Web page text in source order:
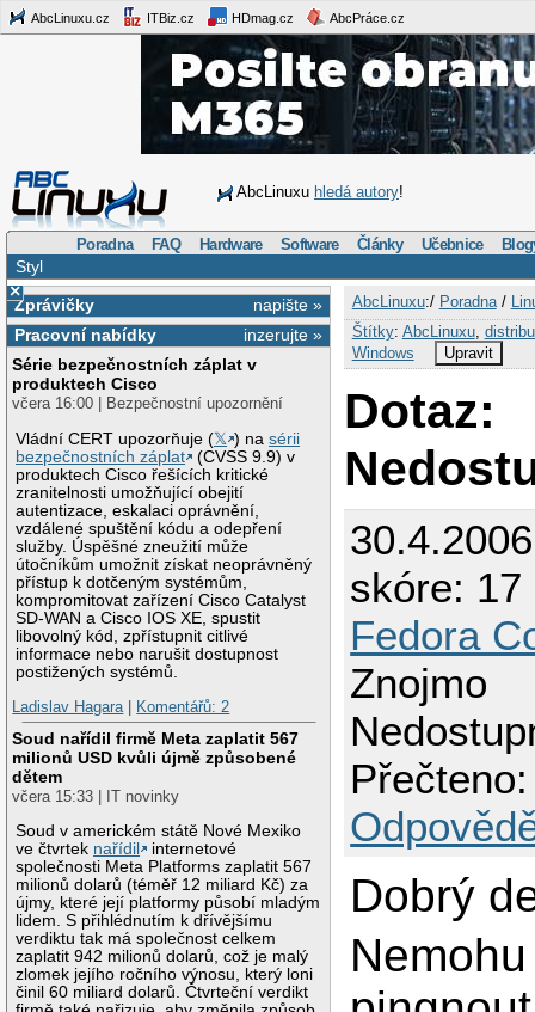
AbcLinuxu.cz ITBiz.cz HDmag.cz AbcPráce.cz
AbcLinuxu hledá autory!
Poradna FAQ Hardware Software Články Učebnice
Styl
×
napište »
Zprávičky
inzerujte »
Pracovní nabídky
Série bezpečnostních záplat v
produktech Cisco
včera 16:00 | Bezpečnostní upozornění
Vládní CERT upozorňuje (𝕏 ) nasérii
bezpečnostních záplat
(CVSS 9.9) v
produktech Cisco řešících kritické
zranitelnosti umožňující obejití
autentizace, eskalaci oprávnění,
vzdálené spuštění kódu a odepření
služby. Úspěšné zneužití může
útočníkům umožnit získat neoprávněný
přístup k dotčeným systémům,
kompromitovat zařízení Cisco Catalyst
SD-WAN a Cisco IOS XE, spustit
libovolný kód, zpřístupnit citlivé
informace nebo narušit dostupnost
postižených systémů.
Ladislav Hagara| Komentářů: 2
Soud nařídil firmě Meta zaplatit 567
milionů USD kvůli újmě způsobené
dětem
včera 15:33 | IT novinky
Soud v americkém státě Nové Mexiko
ve čtvrtek nařídil
internetové
společnosti Meta Platforms zaplatit 567
milionů dolarů (téměř 12 miliard Kč) za
újmy, které její platformy působí mladým
lidem. S přihlédnutím k dřívějšímu
verdiktu tak má společnost celkem
zaplatit 942 milionů dolarů, což je malý
zlomek jejího ročního výnosu, který loni
činil 60 miliard dolarů. Čtvrteční verdikt
AbcLinuxu:/ Poradna/
Štítky: AbcLinuxu,
Windows
Upravit
Dotaz:
skóre: 17
Fedora
Znojmo
Dobrý